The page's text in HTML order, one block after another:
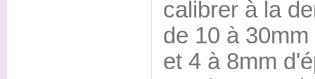
calibrer à la
de 10 à
et 4 à 8mm